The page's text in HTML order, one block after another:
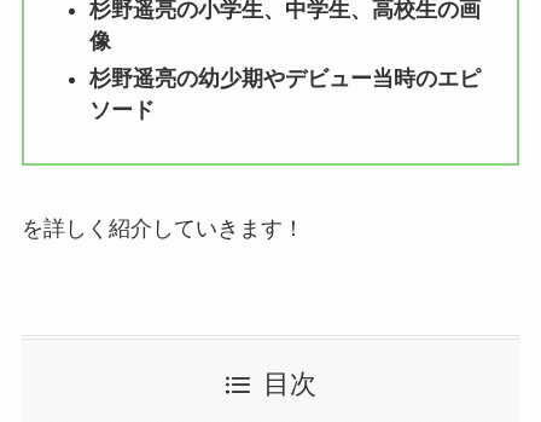
杉野遥亮の小学生、中学生、高校生の画
像
杉野遥亮の幼少期やデビュー当時のエピ
ソード
を詳しく紹介していきます！
目次